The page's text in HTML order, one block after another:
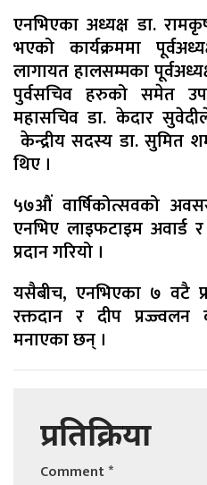
एनभिएका अध्यक्ष डा.
भएको कार्यक्रममा
लागायत हालसम्मका
पुर्वसचिव हरुको समेत
महासचिव डा. केदार
केन्द्रीय सदस्य डा. सुमित
थिए ।
५७औं वार्षिकोत्सवको
एनभिए लाइफटाइम अवार्ड
प्रदान गरियो ।
यसैबीच, एनभिएका ७ वटै
रक्तदान र दीप प्रज्ज्वलन
मनाएका छन् ।
प्रतिक्रिया
Comment*